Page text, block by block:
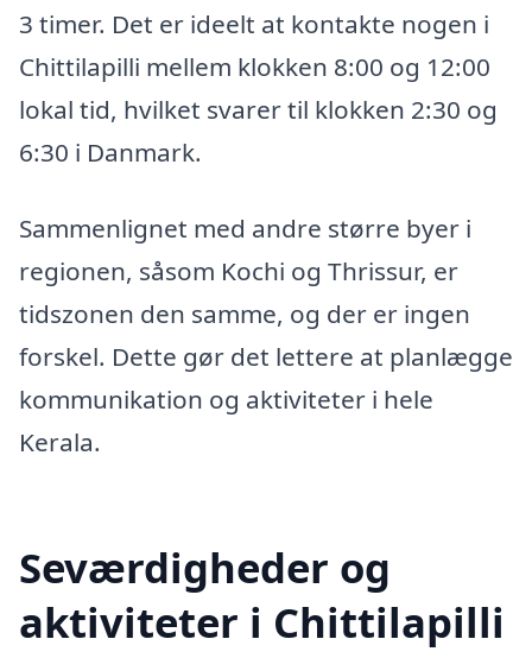
3 timer. Det er ideelt at kontakte nogen i
Chittilapilli mellem klokken 8:00 og 12:00
lokal tid, hvilket svarer til klokken 2:30 og
6:30 i Danmark.
Sammenlignet med andre større byer i
regionen, såsom Kochi og Thrissur, er
tidszonen den samme, og der er ingen
forskel. Dette gør det lettere at planlægge
kommunikation og aktiviteter i hele
Kerala.
Seværdigheder og
aktiviteter i Chittilapilli